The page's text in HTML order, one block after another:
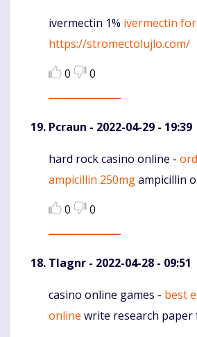
Komentaras
ivermectin 1% ivermectin
https://stromectolujlo.com/
0
0
Pcraun - 2022-04-29 - 19:39
Komentaras
hard rock casino online -
ampicillin 250mgampicillin
0
0
Tlagnr - 2022-04-28 - 09:51
Komentaras
casino online games - best
online write research paper